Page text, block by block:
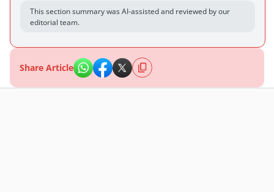
This section summary was AI-assisted and reviewed by our
editorial team.
Share Article